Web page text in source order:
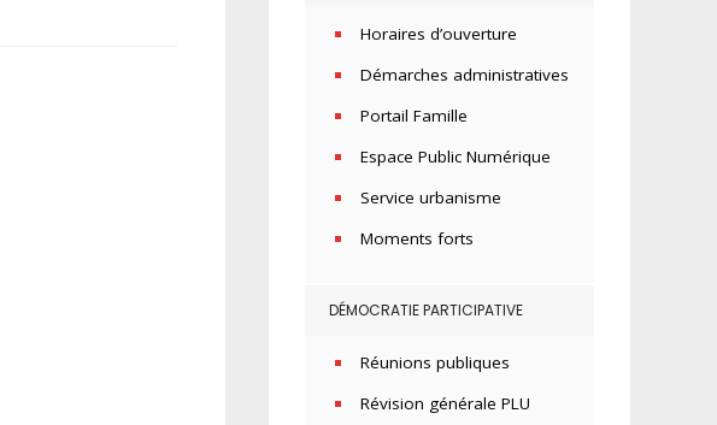
Horaires d’ouverture
Démarches administratives
Portail Famille
Espace Public Numérique
Service urbanisme
Moments forts
DÉMOCRATIE PARTICIPATIVE
Réunions publiques
Révision générale PLU